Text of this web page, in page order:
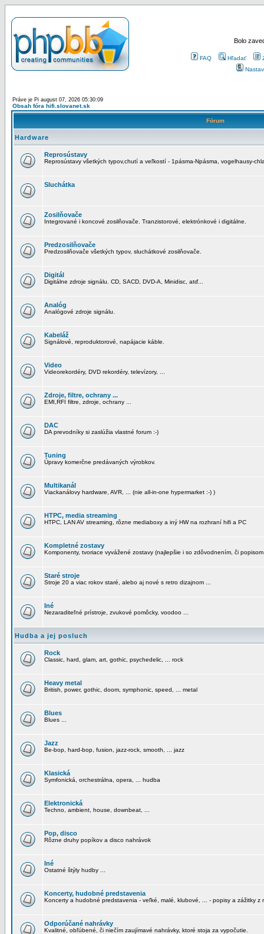
Bolo
FAQ Hľadať
Práve je Pi august 07, 2026 05:30:09
Obsah fóra hifi.slovanet.sk
Fórum
Hardware
Reprosústavy
Reprosústavy všetkých typov,chutí a veľkostí - 1pásma-Npásma, vogelhausy-
Sluchátka
Zosilňovače
Integrované i koncové zosilňovače. Tranzistorové, elektrónkové i digitálne.
Predzosilňovače
Predzosilňovače všetkých typov, sluchátkové zosilňovače.
Digitál
Digitálne zdroje signálu. CD, SACD, DVD-A, Minidisc, atď...
Analóg
Analógové zdroje signálu.
Kabeláž
Signálové, reproduktorové, napájacie káble.
Video
Videorekordéry, DVD rekordéry, televízory, ...
Zdroje, filtre, ochrany ...
EMI,RFI filtre, zdroje, ochrany ...
DAC
DA prevodníky si zaslúžia vlastné forum :-)
Tuning
Úpravy komerčne predávaných výrobkov.
Multikanál
Viackanálovy hardware, AVR, ... (nie all-in-one hypermarket :-) )
HTPC, media streaming
HTPC, LAN AV streaming, rôzne mediaboxy a iný HW na rozhraní hifi a PC
Kompletné zostavy
Komponenty, tvoriace vyvážené zostavy (najlepšie i so zdôvodnením, či
Staré stroje
Stroje 20 a viac rokov staré, alebo aj nové s retro dizajnom ...
Iné
Nezaraditeľné prístroje, zvukové pomôcky, voodoo ...
Hudba a jej posluch
Rock
Classic, hard, glam, art, gothic, psychedelic, ... rock
Heavy metal
British, power, gothic, doom, symphonic, speed, ... metal
Blues
Blues ...
Jazz
Be-bop, hard-bop, fusion, jazz-rock, smooth, ... jazz
Klasická
Symfonická, orchestrálna, opera, ... hudba
Elektronická
Techno, ambient, house, downbeat, ...
Pop, disco
Rôzne druhy popíkov a disco nahrávok
Iné
Ostatné štýly hudby ...
Koncerty, hudobné predstavenia
Koncerty a hudobné predstavenia - veľké, malé, klubové, ... - popisy a zážitky z
Odporúčané nahrávky
Kvalitné, obľúbené, či niečím zaujímavé nahrávky, ktoré stoja za vypočutie.